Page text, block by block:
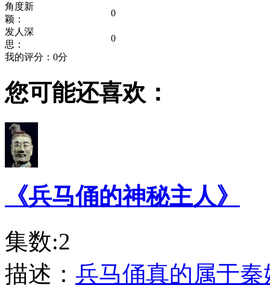
角度新
颖：
0
发人深
思：
0
我的评分： 0分
您可能还喜欢：
《兵马俑的神秘主人》
集数:2
描述： 兵马俑真的属于秦